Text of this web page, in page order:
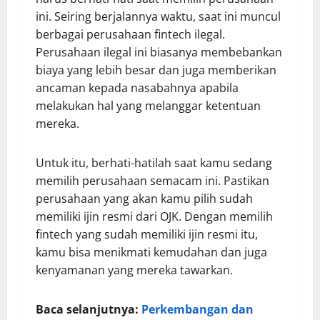
ini. Seiring berjalannya waktu, saat ini muncul
berbagai perusahaan fintech ilegal.
Perusahaan ilegal ini biasanya membebankan
biaya yang lebih besar dan juga memberikan
ancaman kepada nasabahnya apabila
melakukan hal yang melanggar ketentuan
mereka.
Untuk itu, berhati-hatilah saat kamu sedang
memilih perusahaan semacam ini. Pastikan
perusahaan yang akan kamu pilih sudah
memiliki ijin resmi dari OJK. Dengan memilih
fintech yang sudah memiliki ijin resmi itu,
kamu bisa menikmati kemudahan dan juga
kenyamanan yang mereka tawarkan.
Baca selanjutnya: Perkembangan dan